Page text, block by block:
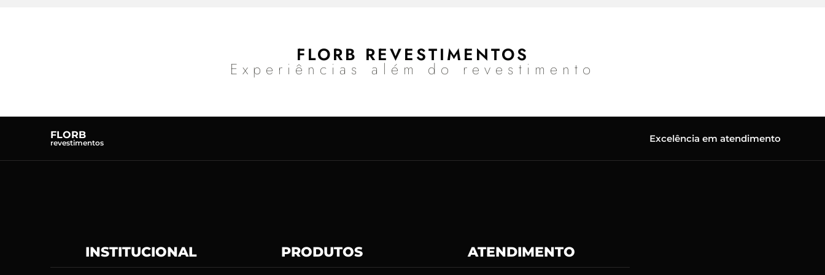
FLORB REVESTIMENTOS
Experiências além do revestimento
FLORB
revestimentos Excelência em atendimento
INSTITUCIONAL PRODUTOS ATENDIMENTO